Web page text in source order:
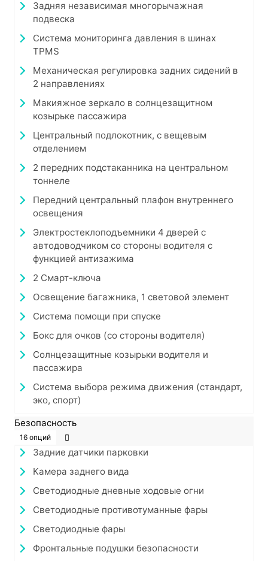
Задняя независимая многорычажная
подвеска
Система мониторинга давления в шинах
TPMS
Механическая регулировка задних сидений в
2 направлениях
Макияжное зеркало в солнцезащитном
козырьке пассажира
Центральный подлокотник, с вещевым
отделением
2 передних подстаканника на центральном
тоннеле
Передний центральный плафон внутреннего
освещения
Электростеклоподъемники 4 дверей с
автодоводчиком со стороны водителя с
функцией антизажима
2 Смарт-ключа
Освещение багажника, 1 световой элемент
Система помощи при спуске
Бокс для очков (со стороны водителя)
Солнцезащитные козырьки водителя и
пассажира
Система выбора режима движения (стандарт,
эко, спорт)
Безопасность
16 опций
Задние датчики парковки
Камера заднего вида
Светодиодные дневные ходовые огни
Светодиодные противотуманные фары
Светодиодные фары
Фронтальные подушки безопасности